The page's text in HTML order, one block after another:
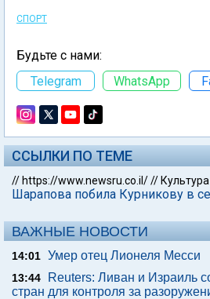
СПОРТ
Будьте с нами:
Telegram
WhatsApp
ССЫЛКИ ПО ТЕМЕ
// https://www.newsru.co.il/// Культура
Шарапова побила Курникову в
ВАЖНЫЕ НОВОСТИ
14:01 Умер отец Лионеля Месси
13:44
Reuters: Ливан и Израиль
стран для контроля за